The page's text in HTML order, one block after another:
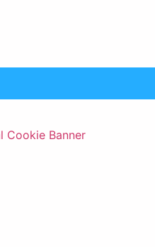
Cookie Banner